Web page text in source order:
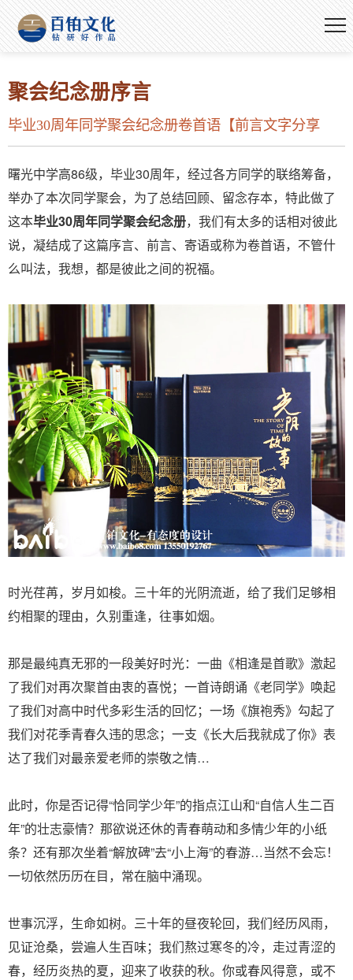
聚会纪念册序言
毕业30周年同学聚会纪念册卷首语【前言文字分享
曙光中学高86级，毕业30周年，经过各方同学的联络筹备，
举办了本次同学聚会，为了总结回顾、留念存本，特此做了
这本毕业30周年同学聚会纪念册，我们有太多的话相对彼此
说，凝结成了这篇序言、前言、寄语或称为卷首语，不管什
么叫法，我想，都是彼此之间的祝福。
时光荏苒，岁月如梭。三十年的光阴流逝，给了我们足够相
约相聚的理由，久别重逢，往事如烟。
那是最纯真无邪的一段美好时光：一曲《相逢是首歌》激起
了我们对再次聚首由衷的喜悦；一首诗朗诵《老同学》唤起
了我们对高中时代多彩生活的回忆；一场《旗袍秀》勾起了
我们对花季青春久违的思念；一支《长大后我就成了你》表
达了我们对最亲爱老师的崇敬之情…
此时，你是否记得“恰同学少年”的指点江山和“自信人生二百
年”的壮志豪情？那欲说还休的青春萌动和多情少年的小纸
条？还有那次坐着“解放碑”去“小上海”的春游…当然不会忘！
一切依然历历在目，常在脑中涌现。
世事沉浮，生命如树。三十年的昼夜轮回，我们经历风雨，
见证沧桑，尝遍人生百味；我们熬过寒冬的冷，走过青涩的
春，经历炎热的夏，迎来了收获的秋。你或春风得意，或不